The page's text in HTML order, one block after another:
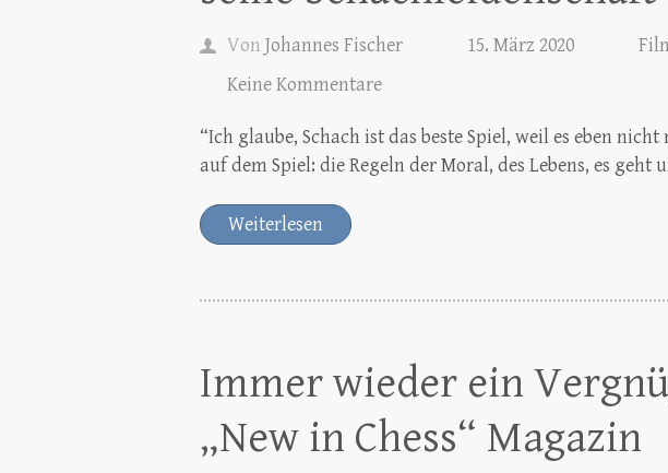
Von Johannes Fischer 15. März 2020
Keine Kommentare
“Ich glaube, Schach ist das beste Spiel, weil es eben
auf dem Spiel: die Regeln der Moral, des Lebens, es geht
Weiterlesen
Immer wieder ein
„New in Chess“ Magazin